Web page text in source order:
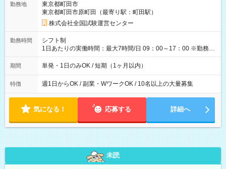
例】 ・河合塾模擬試験 8:30～17:30（休憩1時間） 時給1,300円
×8時間＝日収10,400円＋交通費 ※当日の役割により時給＋100
円の場合あり ・国家試験 7:00～13:30（休憩なし） 時給1,300
円（役割手当＋100円）×6時間＝日収8,400円＋交通費 【試用期
間】試用期間なし
勤務地
東京都町田市
東京都町田市原町田（最寄り駅：町田駅）
株式会社全国試験運営センター
勤務時間
シフト制
1日あたりの実働時間：最大7時間/日 09：00～17：00 ※勤務時
間は 試験により異なります。
期間 単発・1日のみOK / 短期（1ヶ月以内）
特徴 週1日からOK / 副業・WワークOK / 10名以上の大量募集
気になる！ 応募する 詳細へ
未読